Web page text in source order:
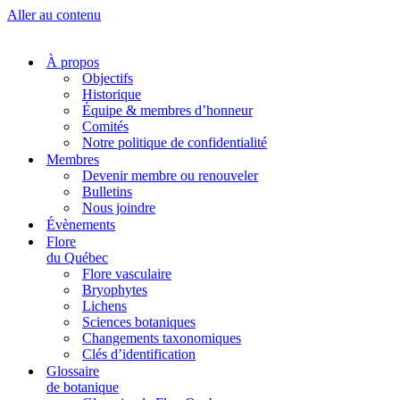
Aller au contenu
À propos
Objectifs
Historique
Équipe & membres d’honneur
Comités
Notre politique de confidentialité
Membres
Devenir membre ou renouveler
Bulletins
Nous joindre
Évènements
Flore
du Québec
Flore vasculaire
Bryophytes
Lichens
Sciences botaniques
Changements taxonomiques
Clés d’identification
Glossaire
de botanique